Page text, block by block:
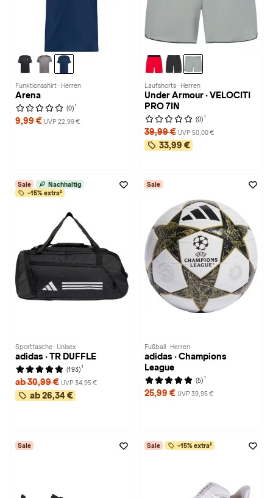
Funktionsshirt · Herren
Arena
(0) 1
9,99 € UVP 22,99 €
Laufshorts · Herren
Under Armour · VELOCITI
PRO 7IN
(0) 1
39,99 € UVP 50,00 €
33,99 €
Sale
Nachhaltig
-15% extra²
Sporttasche · Unisex
adidas · TR DUFFLE
(193) 1
ab 30,99 € UVP 34,95 €
ab 26,34 €
Sale
Fußball · Herren
adidas · Champions
League
(5) 1
25,99 € UVP 39,95 €
Sale Sale -15% extra²